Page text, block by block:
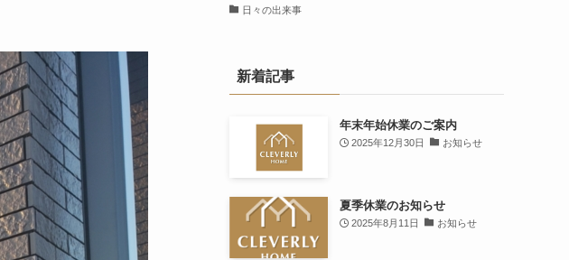
日々の出来事
新着記事
年末年始休業のご案内
2025年12月30日 お知らせ
夏季休業のお知らせ
2025年8月11日 お知らせ